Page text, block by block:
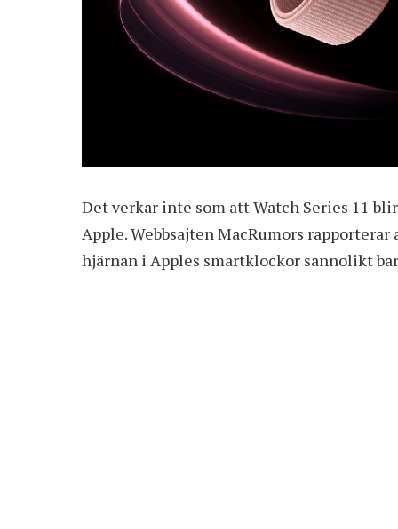
Det verkar inte som att Watch Series 11
Apple. WebbsajtenMacRumors rapporterar
hjärnan i Apples smartklockor sannolikt